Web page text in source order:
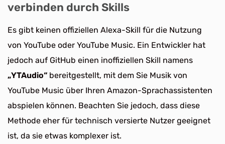
verbinden durch Skills
Es gibt keinen offiziellen Alexa-Skill für die Nutzung
von YouTube oder YouTube Music. Ein Entwickler hat
jedoch auf GitHub einen inoffiziellen Skill namens
„YTAudio“ bereitgestellt, mit dem Sie Musik von
YouTube Music über Ihren Amazon-Sprachassistenten
abspielen können. Beachten Sie jedoch, dass diese
Methode eher für technisch versierte Nutzer geeignet
ist, da sie etwas komplexer ist.